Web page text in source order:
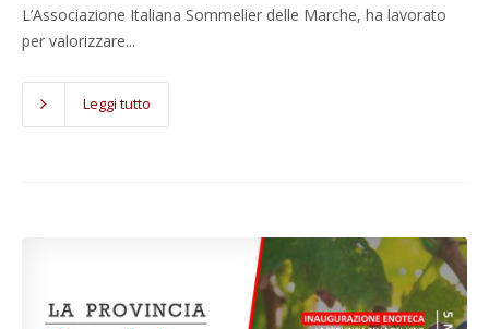
L’Associazione Italiana Sommelier delle Marche, ha lavorato
per valorizzare...
Leggi tutto